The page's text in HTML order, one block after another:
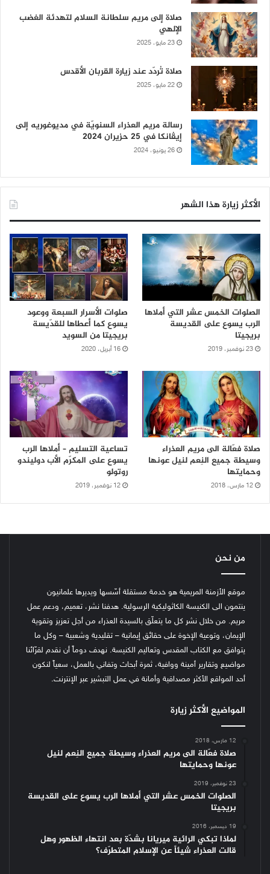
صلاة إلى مريم سلطانة السلام لتهدئة الغضب
الإلهي
23 مايو، 2025
صلاة تُردّد عند زيارة القربان الأقدس
22 مايو، 2025
رسالة مريم العذراء السنويّة في مديوغوريه إلى
إيڤانكا في 25 حزيران 2024
26 يونيو، 2024
الأكثر زيارة هذا الشهر
الصلوات الخمس عشر التي أملاها
الرب يسوع على القديسة
بريجيتا
23 نوفمبر، 2019
صلوات الأسرار السبعة ووعود
يسوع كما أعطاها للقدّيسة
بريجيتا من السويد
16 أبريل، 2020
صلاة فعّالة الى مريم العذراء
وسيطة جميع النِعم لنيل عونها
وحمايتها
12 مارس، 2018
تساعية التسليم – أملاها الرب
يسوع على المكرّم الأب دوليندو
روتولو
12 نوفمبر، 2019
من نحن
موقع الأزمنة المريمية هو خدمة مستقلة أسّسها ويديرها علمانيون
ينتمون الى الكنيسة الكاثوليكية الرسولية. هدفنا نشر، تعميم، ودعم عمل
مريم. من خلال نشر كل ما يتعلّق بالسيدة العذراء من أجل تعزيز وتقوية
الإيمان، وتوعية الإخوة على حقائق إيمانية – تقليدية وشعبية – وكل ما
يتوافق مع الكتاب المقدس وتعاليم الكنيسة. نهدف دوماً أن نقدم لقرّائنا
مواضيع وتقارير أمينة ووافية، ثمرة أبحاث وتفاني بالعمل، سعياً لنكون
أحد المواقع الأكثر مصداقية وأمانة في عمل التبشير عبر الإنترنت.
المواضيع الأكثر زيارة
12 مارس، 2018
صلاة فعّالة الى مريم العذراء وسيطة جميع النِعم لنيل
عونها وحمايتها
23 نوفمبر، 2019
الصلوات الخمس عشر التي أملاها الرب يسوع على القديسة
بريجيتا
19 ديسمبر، 2016
لماذا تبكي الرائية ميريانا بشدّة بعد انتهاء الظهور وهل
قالت العذراء شيئاً عن الإسلام المتطرّف؟